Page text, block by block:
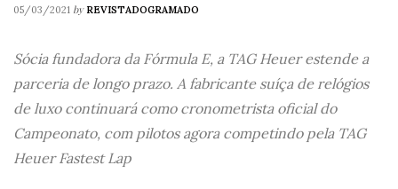
05/03/2021 by REVISTADOGRAMADO
Sócia fundadora da Fórmula E, a TAG Heuer estende a
parceria de longo prazo. A fabricante suíça de relógios
de luxo continuará como cronometrista oficial do
Campeonato, com pilotos agora competindo pela TAG
Heuer Fastest Lap